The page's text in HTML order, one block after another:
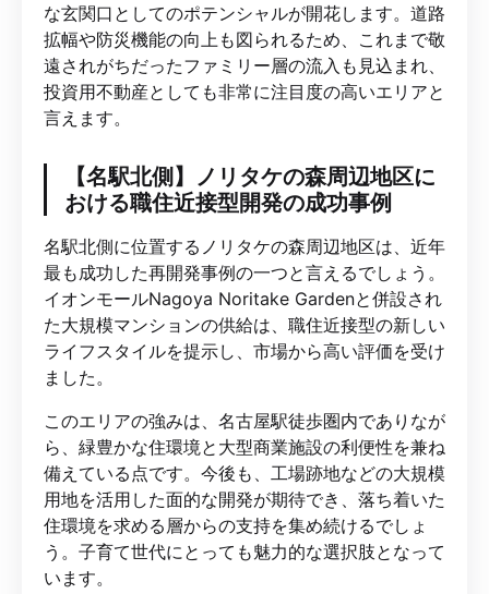
な玄関口としてのポテンシャルが開花します。道路
拡幅や防災機能の向上も図られるため、これまで敬
遠されがちだったファミリー層の流入も見込まれ、
投資用不動産としても非常に注目度の高いエリアと
言えます。
【名駅北側】ノリタケの森周辺地区に
おける職住近接型開発の成功事例
名駅北側に位置するノリタケの森周辺地区は、近年
最も成功した再開発事例の一つと言えるでしょう。
イオンモールNagoya Noritake Gardenと併設され
た大規模マンションの供給は、職住近接型の新しい
ライフスタイルを提示し、市場から高い評価を受け
ました。
このエリアの強みは、名古屋駅徒歩圏内でありなが
ら、緑豊かな住環境と大型商業施設の利便性を兼ね
備えている点です。今後も、工場跡地などの大規模
用地を活用した面的な開発が期待でき、落ち着いた
住環境を求める層からの支持を集め続けるでしょ
う。子育て世代にとっても魅力的な選択肢となって
います。